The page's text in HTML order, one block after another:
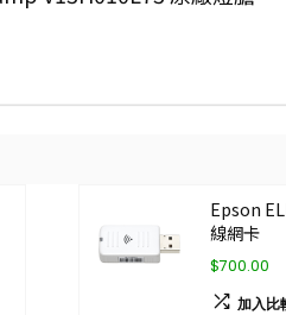
Epson
線網卡
$700.00
加入比